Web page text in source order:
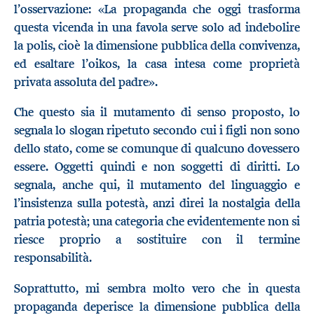
l’osservazione: «La propaganda che oggi trasforma
questa vicenda in una favola serve solo ad indebolire
la polis, cioè la dimensione pubblica della convivenza,
ed esaltare l’oikos, la casa intesa come proprietà
privata assoluta del padre».
Che questo sia il mutamento di senso proposto, lo
segnala lo slogan ripetuto secondo cui i figli non sono
dello stato, come se comunque di qualcuno dovessero
essere. Oggetti quindi e non soggetti di diritti. Lo
segnala, anche qui, il mutamento del linguaggio e
l’insistenza sulla potestà, anzi direi la nostalgia della
patria potestà; una categoria che evidentemente non si
riesce proprio a sostituire con il termine
responsabilità.
Soprattutto, mi sembra molto vero che in questa
propaganda deperisce la dimensione pubblica della